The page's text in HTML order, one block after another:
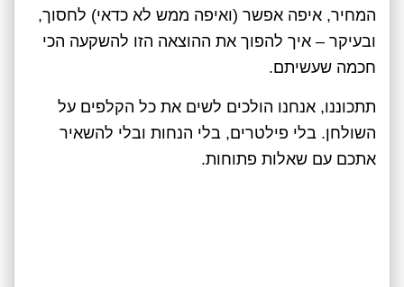
המחיר, איפה אפשר (ואיפה ממש לא כדאי) לחסוך,
ובעיקר – איך להפוך את ההוצאה הזו להשקעה הכי
חכמה שעשיתם.
תתכוננו, אנחנו הולכים לשים את כל הקלפים על
השולחן. בלי פילטרים, בלי הנחות ובלי להשאיר
אתכם עם שאלות פתוחות.